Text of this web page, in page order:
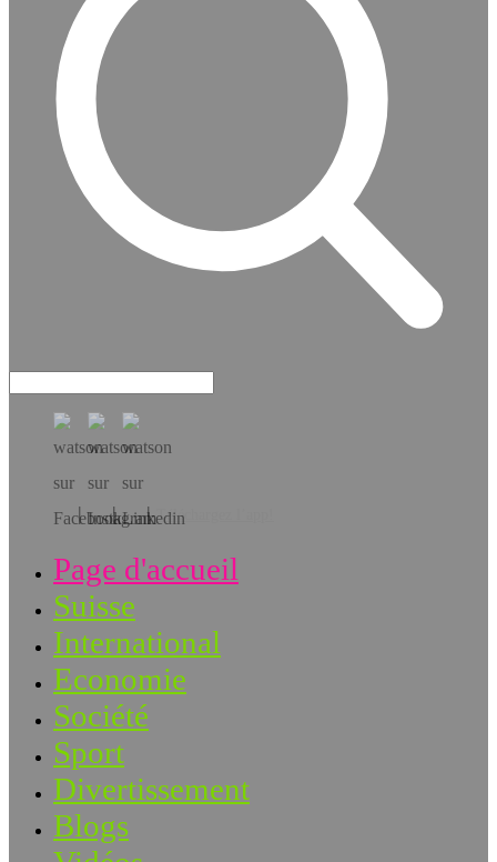
Téléchargez l’app!
Page d'accueil
Suisse
International
Economie
Société
Sport
Divertissement
Blogs